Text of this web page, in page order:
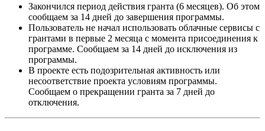
Закончился период действия гранта (6 месяцев). Об этом
сообщаем за 14 дней до завершения программы.
Пользователь не начал использовать облачные сервисы с
грантами в первые 2 месяца с момента присоединения к
программе. Сообщаем за 14 дней до исключения из
программы.
В проекте есть подозрительная активность или
несоответствие проекта условиям программы.
Сообщаем о прекращении гранта за 7 дней до
отключения.